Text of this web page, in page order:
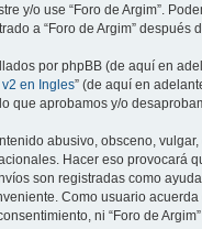
y/o use “Foro de Argim”.
a “Foro de Argim”
por phpBB (de aquí en
en Ingles” (de aquí en
que aprobamos y/o
abusivo, obsceno,
Hacer eso provocará
son registradas como
Como usuario
ni “Foro de